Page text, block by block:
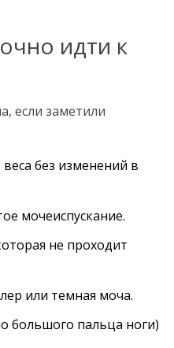
идти к
если заметили
без изменений в
мочеиспускание.
не проходит
или темная моча.
большого пальца ноги)